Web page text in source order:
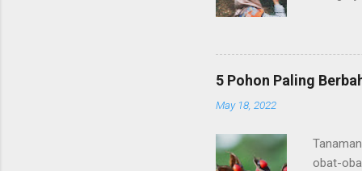
potensi
Potensi
5 Pohon Paling
May 18, 2022
obat-